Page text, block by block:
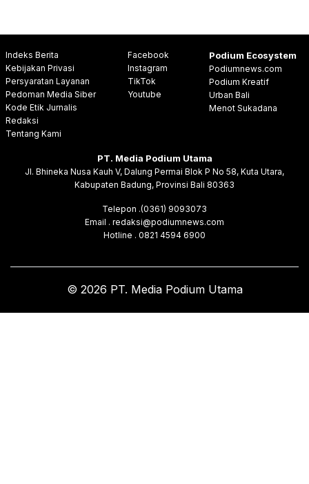
Indeks Berita
Kebijakan Privasi
Persyaratan Layanan
Pedoman Media Siber
Kode Etik Jurnalis
Redaksi
Tentang Kami
Facebook
Instagram
TikTok
Youtube
Podium Ecosystem
Podiumnews.com
Podium Kreatif
Urban Bali
Menot Sukadana
PT. Media Podium Utama
Jl. Bhineka Nusa Kauh V, Dalung Permai Blok P No 58, Kuta Utara,
Kabupaten Badung, Provinsi Bali 80363
Telepon .(0361) 9093073
Email . redaksi@podiumnews.com
Hotline . 0821 4594 6900
© 2026 PT. Media Podium Utama